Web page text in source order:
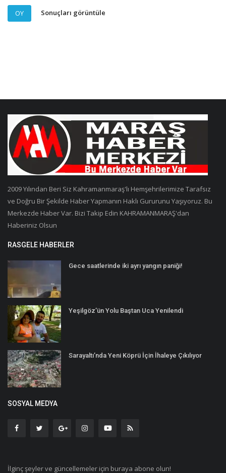
OY Sonuçları görüntüle
2009 Yılından Beri Siz Kahramanmaraş'lı Hemşehrilerimize Tarafsız
ve Doğru Bir Şekilde Haber Yapmanın Haklı Gururunu Yaşıyoruz. Bu
Merkezde Haber Var. Bizi Takip Edin KAHRAMANMARAŞ'dan
Haberiniz Olsun
RASGELE HABERLER
Gece saatlerinde iki ayrı yangın paniği!
Yeşilgöz’ün Yolu Baştan Uca Yenilendi
Sarayaltı’nda Yeni Köprü İçin İhaleye Çıkılıyor
SOSYAL MEDYA
İlginç şeyler ve güncellemeler için buraya abone olun!